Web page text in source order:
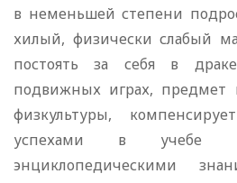
в неменьшей степени
хилый, физически слабый
постоять за себя в
подвижных играх, предмет
физкультуры,
успехами в учебе
энциклопедическими